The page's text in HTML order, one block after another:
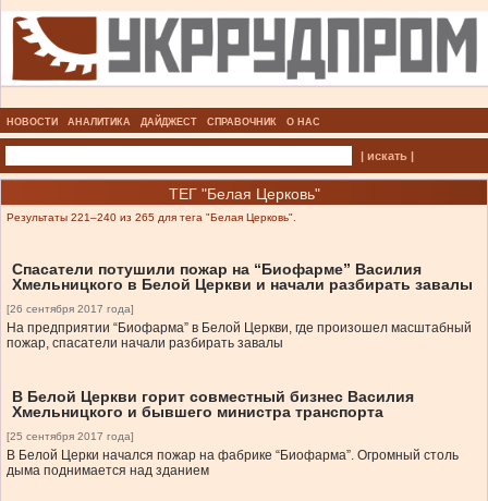
НОВОСТИ АНАЛИТИКА ДАЙДЖЕСТ СПРАВОЧНИК О НАС
| искать |
ТЕГ "Белая Церковь"
Результаты 221–240 из 265 для тега "Белая Церковь".
Спасатели потушили пожар на “Биофарме” Василия
Хмельницкого в Белой Церкви и начали разбирать завалы
[26 сентября 2017 года]
На предприятии “Биофарма” в Белой Церкви, где произошел масштабный
пожар, спасатели начали разбирать завалы
В Белой Церкви горит совместный бизнес Василия
Хмельницкого и бывшего министра транспорта
[25 сентября 2017 года]
В Белой Церки начался пожар на фабрике “Биофарма”. Огромный столь
дыма поднимается над зданием